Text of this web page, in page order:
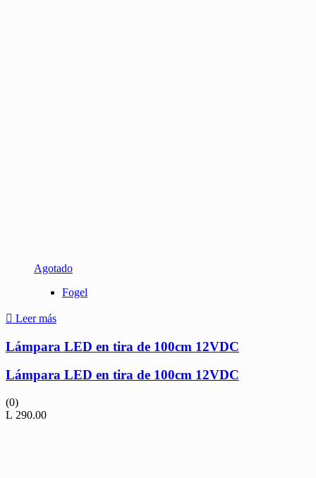
Agotado
Fogel
Leer más
Lámpara LED en tira de 100cm 12VDC
Lámpara LED en tira de 100cm 12VDC
(0)
L 290.00